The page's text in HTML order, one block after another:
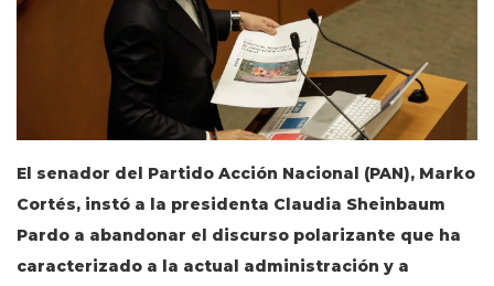
El senador del Partido Acción Nacional (PAN), Marko
Cortés, instó a la presidenta Claudia Sheinbaum
Pardo a abandonar el discurso polarizante que ha
caracterizado a la actual administración y a